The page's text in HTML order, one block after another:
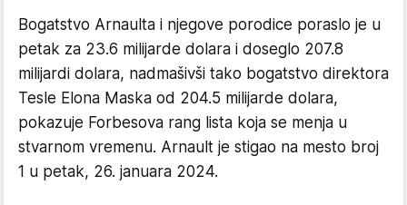
Bogatstvo Arnaulta i njegove porodice poraslo je u
petak za 23.6 milijarde dolara i doseglo 207.8
milijardi dolara, nadmašivši tako bogatstvo direktora
Tesle Elona Maska od 204.5 milijarde dolara,
pokazuje Forbesova rang lista koja se menja u
stvarnom vremenu. Arnault je stigao na mesto broj
1 u petak, 26. januara 2024.